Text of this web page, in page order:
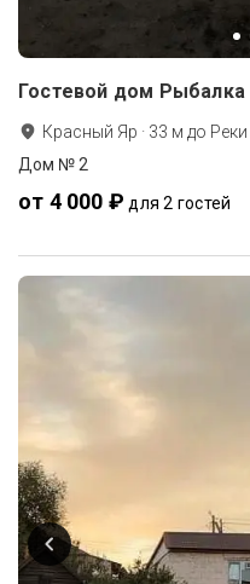
Гостевой дом Рыбалка
Красный Яр · 33 м до Реки
Дом № 2
от 4 000 ₽ для 2 гостей